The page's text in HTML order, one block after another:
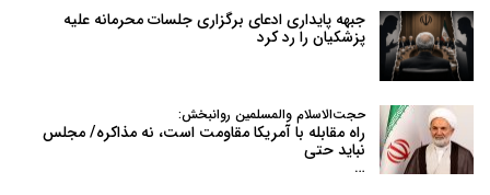
جبهه پایداری ادعای برگزاری جلسات محرمانه علیه
پزشکیان را رد کرد
حجت‌الاسلام والمسلمین روانبخش:
راه مقابله با آمریکا مقاومت است، نه مذاکره/ مجلس
نباید حتی
…